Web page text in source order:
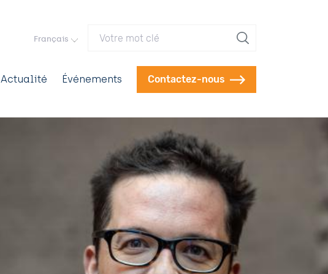
Français
Actualité Événements Contactez-nous